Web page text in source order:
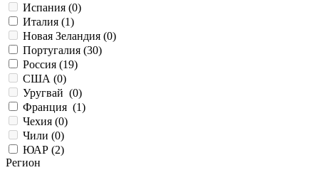
Испания (0)
Италия (1)
Новая Зеландия (0)
Португалия (30)
Россия (19)
США (0)
Уругвай (0)
Франция (1)
Чехия (0)
Чили (0)
ЮАР (2)
Регион